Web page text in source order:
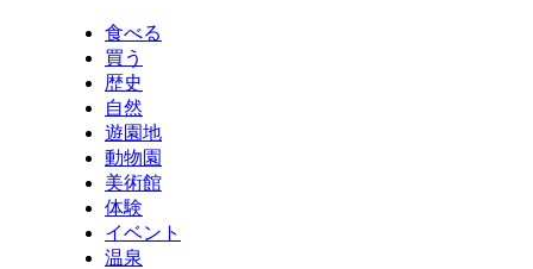
食べる
買う
歴史
自然
遊園地
動物園
美術館
体験
イベント
温泉